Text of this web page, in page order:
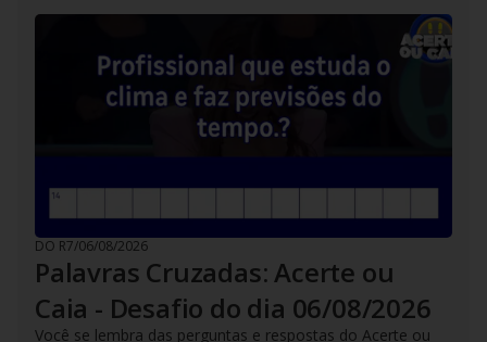
DO R7/06/08/2026
Palavras Cruzadas: Acerte ou
Caia - Desafio do dia 06/08/2026
Você se lembra das perguntas e respostas do Acerte ou